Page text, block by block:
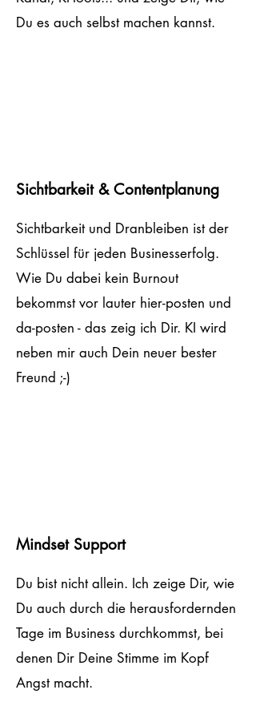
Du es auch selbst machen kannst.
Sichtbarkeit & Contentplanung
Sichtbarkeit und Dranbleiben ist der
Schlüssel für jeden Businesserfolg.
Wie Du dabei kein Burnout
bekommst vor lauter hier-posten und
da-posten - das zeig ich Dir. KI wird
neben mir auch Dein neuer bester
Freund ;-)
Mindset Support
Du bist nicht allein. Ich zeige Dir, wie
Du auch durch die herausfordernden
Tage im Business durchkommst, bei
denen Dir Deine Stimme im Kopf
Angst macht.